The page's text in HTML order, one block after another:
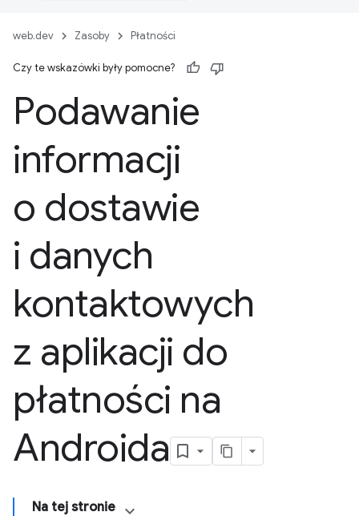
web.dev Zasoby Płatności
Czy te wskazówki były pomocne?
Podawanie
informacji
o dostawie
i danych
kontaktowych
z aplikacji do
płatności na
Androida
Na tej stronie